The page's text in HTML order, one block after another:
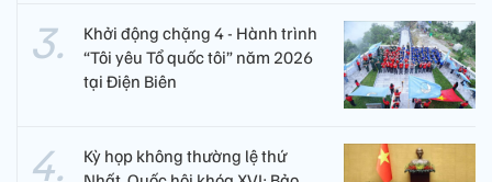
Khởi động chặng 4 - Hành trình
“Tôi yêu Tổ quốc tôi” năm 2026
tại Điện Biên
Kỳ họp không thường lệ thứ